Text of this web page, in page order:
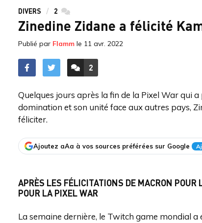
DIVERS 2 commentaires
Zinedine Zidane a félicité
Publié par Flamm le 11 avr. 2022
ACCÉDER AUX
2
COMMENTAIRES
Quelques jours après la fin de la Pixel War qui
domination et son unité face aux autres pays,
féliciter.
Ajoutez aAa à vos sources préférées sur Google
APRÈS LES FÉLICITATIONS DE MACRON
POUR LA PIXEL WAR
La semaine dernière, le Twitch game mondial